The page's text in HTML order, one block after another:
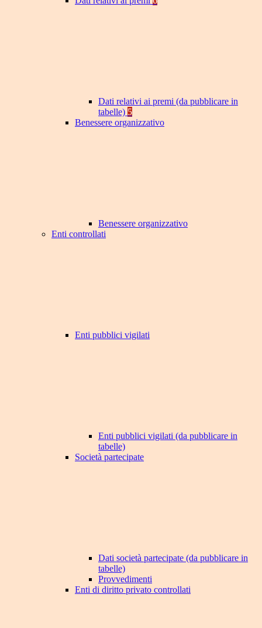
Dati relativi ai premi (da pubblicare in
tabelle) 5
Benessere organizzativo
Benessere organizzativo
Enti controllati
Enti pubblici vigilati
Enti pubblici vigilati (da pubblicare in
tabelle)
Società partecipate
Dati società partecipate (da pubblicare in
tabelle)
Provvedimenti
Enti di diritto privato controllati